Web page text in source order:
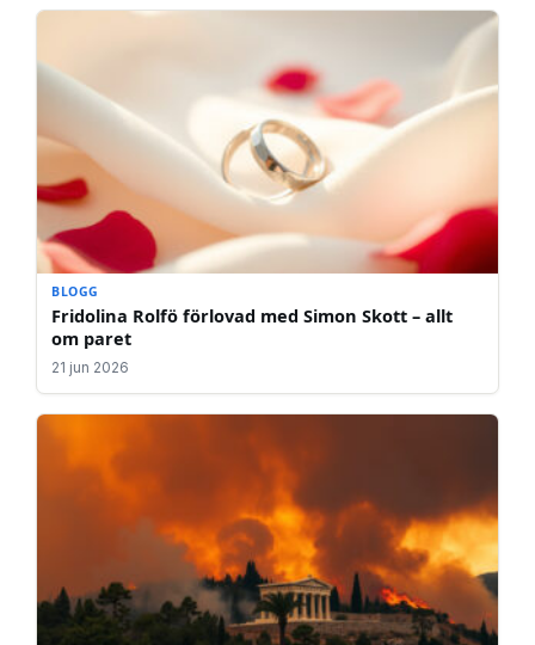
BLOGG
Fridolina Rolfö förlovad med Simon Skott – allt
om paret
21 jun 2026